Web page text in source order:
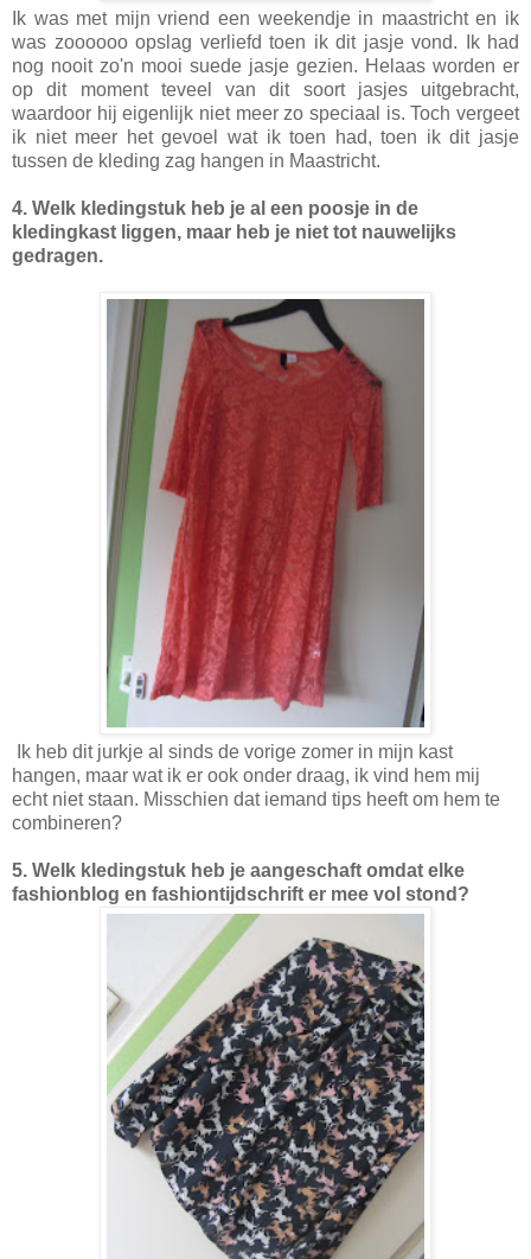
Ik was met mijn vriend een weekendje in maastricht en ik
was zoooooo opslag verliefd toen ik dit jasje vond. Ik had
nog nooit zo'n mooi suede jasje gezien. Helaas worden er
op dit moment teveel van dit soort jasjes uitgebracht,
waardoor hij eigenlijk niet meer zo speciaal is. Toch vergeet
ik niet meer het gevoel wat ik toen had, toen ik dit jasje
tussen de kleding zag hangen in Maastricht.
4. Welk kledingstuk heb je al een poosje in de
kledingkast liggen, maar heb je niet tot nauwelijks
gedragen.
Ik heb dit jurkje al sinds de vorige zomer in mijn kast
hangen, maar wat ik er ook onder draag, ik vind hem mij
echt niet staan. Misschien dat iemand tips heeft om hem te
combineren?
5. Welk kledingstuk heb je aangeschaft omdat elke
fashionblog en fashiontijdschrift er mee vol stond?